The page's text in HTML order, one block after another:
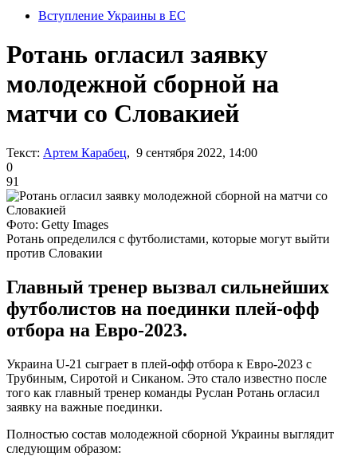
Вступление Украины в ЕС
Ротань огласил заявку
молодежной сборной на
матчи со Словакией
Текст: Артем Карабец, 9 сентября 2022, 14:00
0
91
Фото: Getty Images
Ротань определился с футболистами, которые могут выйти
против Словакии
Главный тренер вызвал сильнейших
футболистов на поединки плей-офф
отбора на Евро-2023.
Украина U-21 сыграет в плей-офф отбора к Евро-2023 с
Трубиным, Сиротой и Сиканом. Это стало известно после
того как главный тренер команды Руслан Ротань огласил
заявку на важные поединки.
Полностью состав молодежной сборной Украины выглядит
следующим образом: